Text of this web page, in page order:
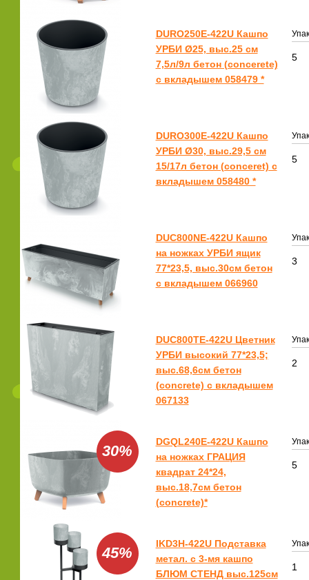
DURO250E-422U Кашпо
УРБИ Ø25, выс.25 см
7,5л/9л бетон (concerete)
с вкладышем 058479 *
5
DURO300E-422U Кашпо
УРБИ Ø30, выс.29,5 см
15/17л бетон (conceret) с
вкладышем 058480 *
5
DUC800NE-422U Кашпо
на ножках УРБИ ящик
77*23,5, выс.30см бетон
с вкладышем 066960
3
DUC800TE-422U Цветник
УРБИ высокий 77*23,5;
выс.68,6см бетон
(concrete) с вкладышем
067133
2
30%
DGQL240E-422U Кашпо
на ножках ГРАЦИЯ
квадрат 24*24,
выс.18,7см бетон
(concrete)*
5
45%
IKD3H-422U Подставка
метал. с 3-мя кашпо
БЛЮМ СТЕНД выс.125см
1